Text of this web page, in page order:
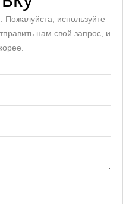
Пожалуйста, используйте
нам свой запрос, и